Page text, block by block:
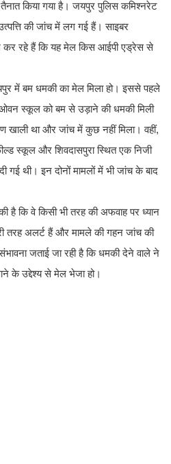
किया गया है। जयपुर पुलिस कमिश्नरेट
की जांच में लग गई हैं। साइबर
कर रहे हैं कि यह मेल किस आईपी एड्रेस से
में बम धमकी का मेल मिला हो। इससे पहले
ओवन स्कूल को बम से उड़ाने की धमकी मिली
था और जांच में कुछ नहीं मिला। वहीं,
स्कूल और शिवदासपुरा स्थित एक निजी
थी। इन दोनों मामलों में भी जांच के बाद
है कि वे किसी भी तरह की अफवाह पर ध्यान
तरह अलर्ट हैं और मामले की गहन जांच की
जताई जा रही है कि धमकी देने वाले ने
के उद्देश्य से मेल भेजा हो।